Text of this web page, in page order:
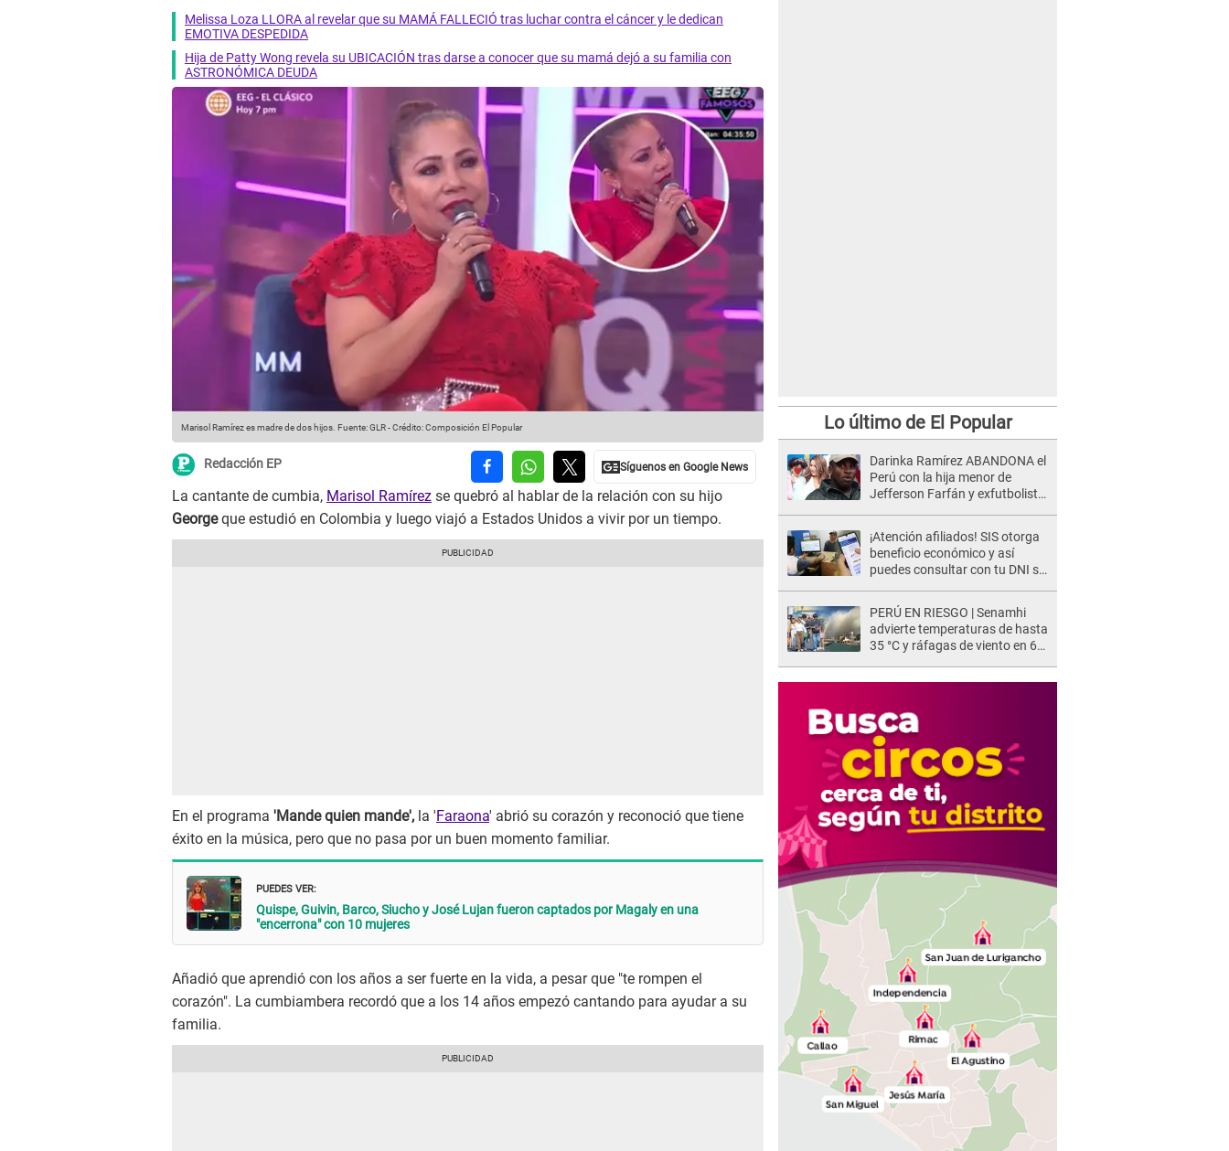
Melissa Loza LLORA al revelar que su MAMÁ FALLECIÓ tras luchar contra el cáncer y le dedican
EMOTIVA DESPEDIDA
Hija de Patty Wong revela su UBICACIÓN tras darse a conocer que su mamá dejó a su familia con
ASTRONÓMICA DEUDA
Marisol Ramírez es madre de dos hijos. Fuente: GLR-Crédito: Composición El Popular
Redacción EP
La cantante de cumbia, Marisol Ramírez se quebró al hablar de la relación con su hijo
Georgeque estudió en Colombia y luego viajó a Estados Unidos a vivir por un tiempo.
En el programa 'Mande quien mande', la 'Faraona' abrió su corazón y reconoció que tiene
éxito en la música, pero que no pasa por un buen momento familiar.
PUEDES VER:
Quispe, Guivin, Barco, Siucho y José Lujan fueron captados por Magaly en una
"encerrona" con 10 mujeres
Añadió que aprendió con los años a ser fuerte en la vida, a pesar que "te rompen el
corazón". La cumbiambera recordó que a los 14 años empezó cantando para ayudar a su
familia.
Lo último de El Popular
Darinka Ramírez ABANDONA el
Perú con la hija menor de
Jefferson Farfán y exfutbolista
¡Atención afiliados! SIS otorga
beneficio económico y así
puedes consultar con tu DNI si
PERÚ EN RIESGO | Senamhi
advierte temperaturas de hasta
35 °C y ráfagas de viento en 6